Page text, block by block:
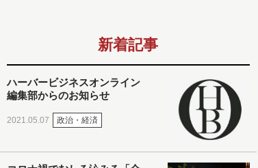
新着記事
ハーバービジネスオンライン
編集部からのお知らせ
2021.05.07 政治・経済